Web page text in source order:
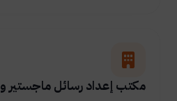
مكتب إعداد رسائل ماجستير